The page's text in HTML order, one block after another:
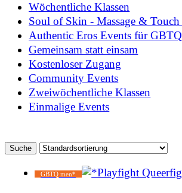
Wöchentliche Klassen
Soul of Skin - Massage &
Authentic Eros Events für
Gemeinsam statt einsam
Kostenloser Zugang
Community Events
Zweiwöchentliche Klassen
Einmalige Events
GBTQ men*